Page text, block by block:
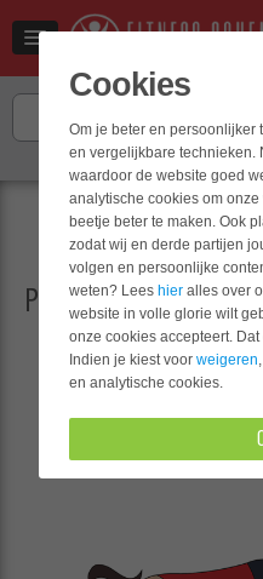
Hulp nodig? Neem
Bereik
ons
PRONE
lettergrootte
Cookies
Om je beter en
en vergelijkbare technieken.
waardoor de website goed
analytische cookies om
beetje beter te maken. Ook
zodat wij en derde partijen
volgen en persoonlijke
weten? Lees hier alles over
website in volle glorie wilt
onze cookies accepteert.
Indien je kiest voor weigeren
en analytische cookies.